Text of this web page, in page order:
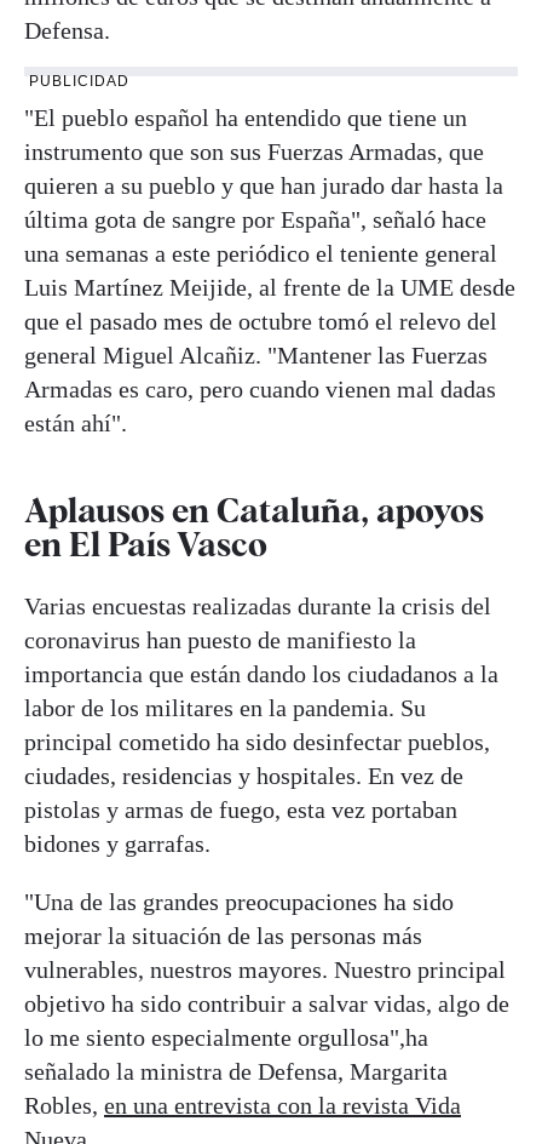
Defensa.
PUBLICIDAD
"El pueblo español ha entendido que tiene un
instrumento que son sus Fuerzas Armadas, que
quieren a su pueblo y que han jurado dar hasta la
última gota de sangre por España", señaló hace
una semanas a este periódico el teniente general
Luis Martínez Meijide, al frente de la UME desde
que el pasado mes de octubre tomó el relevo del
general Miguel Alcañiz. "Mantener las Fuerzas
Armadas es caro, pero cuando vienen mal dadas
están ahí".
Aplausos en Cataluña, apoyos
en El País Vasco
Varias encuestas realizadas durante la crisis del
coronavirus han puesto de manifiesto la
importancia que están dando los ciudadanos a la
labor de los militares en la pandemia. Su
principal cometido ha sido desinfectar pueblos,
ciudades, residencias y hospitales. En vez de
pistolas y armas de fuego, esta vez portaban
bidones y garrafas.
"Una de las grandes preocupaciones ha sido
mejorar la situación de las personas más
vulnerables, nuestros mayores. Nuestro principal
objetivo ha sido contribuir a salvar vidas, algo de
lo me siento especialmente orgullosa",ha
señalado la ministra de Defensa, Margarita
Robles, en una entrevista con la revista Vida